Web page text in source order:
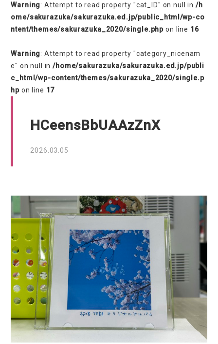
Warning: Attempt to read property "cat_ID" on null in /h
ome/sakurazuka/sakurazuka.ed.jp/public_html/wp-co
ntent/themes/sakurazuka_2020/single.php on line 16
Warning: Attempt to read property "category_nicenam
e" on null in/home/sakurazuka/sakurazuka.ed.jp/publi
c_html/wp-content/themes/sakurazuka_2020/single.p
hp on line 17
HCeensBbUAAzZnX
2026.03.05